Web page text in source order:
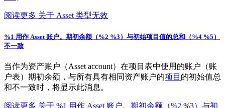
阅读更多 关于 Asset 类型无效
%1 用作 Asset 账户。期初余额（%2 %3）与初始项目值的总和（%4 %5）
不一致
当作为资产账户（Asset account）在项目表中使用的账户（账
户表）期初余额，与所有具有相同资产账户的项目 的初始值总
和不一致时，将显示此消息。
阅读更多 关于 %1 用作 Asset 账户。期初余额（%2 %3）与初